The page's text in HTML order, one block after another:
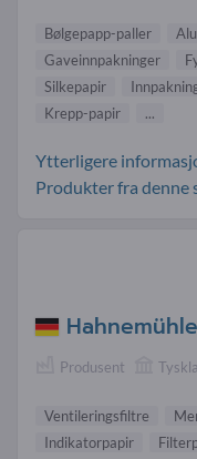
Bølgepapp-paller
Gaveinnpakninger
Silkepapir
Krepp-papir
...
Ytterligere
Produkter fra denne
Produsent
Ventileringsfiltre
Indikatorpapir